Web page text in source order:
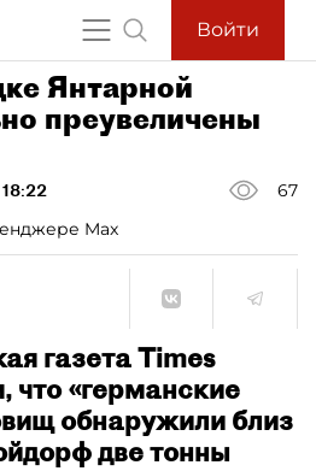
Войти
Янтарной
преувеличены
18:22
67
Max
газета Times
что «германские
обнаружили близ
две тонны